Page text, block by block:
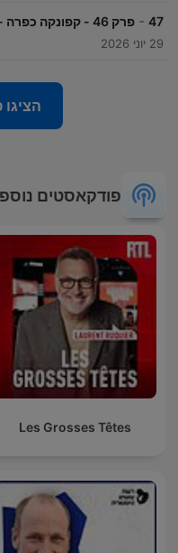
47
- פרק 46 - קפונקה כפרה - אורח: לירון שטיינגרט
29 יוני 2026
פודקאסטים
Les Grosses Têtes